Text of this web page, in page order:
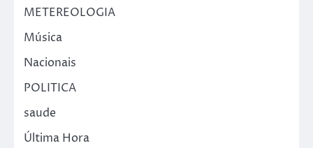
METEREOLOGIA
Música
Nacionais
POLITICA
saude
Última Hora